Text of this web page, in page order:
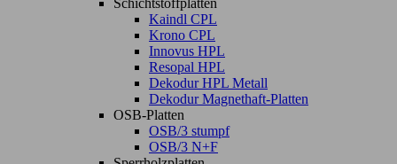
Schichtstoffplatten
Kaindl CPL
Krono CPL
Innovus HPL
Resopal HPL
Dekodur HPL Metall
Dekodur Magnethaft-Platten
OSB-Platten
OSB/3 stumpf
OSB/3 N+F